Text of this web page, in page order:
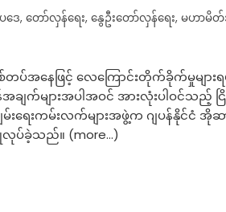
ဒေ, တော်လှန်ရေး, နွေဦးတော်လှန်ရေး, မဟာမိတ်
တပ်အနေဖြင့် လေကြောင်းတိုက်ခိုက်မှုများ
ျက်များအပါအဝင် အားလုံးပါဝင်သည့် ငြိမ်
းရေးကမ်းလက်များအဖွဲ့က ဂျပန်နိုင်ငံ အို
ြုလုပ်ခဲ့သည်။ (more…)